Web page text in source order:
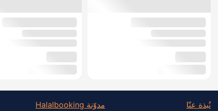
نُبذة عنّا
مدوّنة Halalbooking